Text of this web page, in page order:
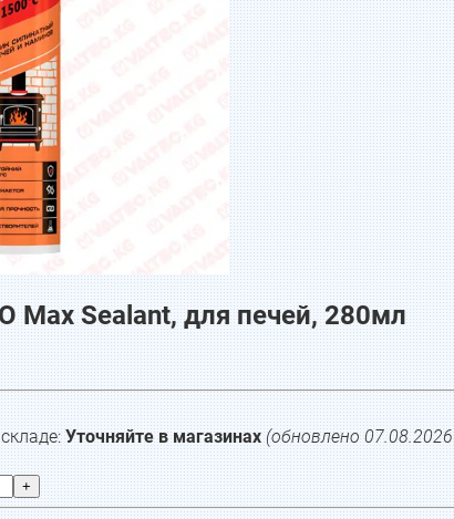
Max Sealant, для печей, 280мл
Уточняйте в магазинах (обновлено
+